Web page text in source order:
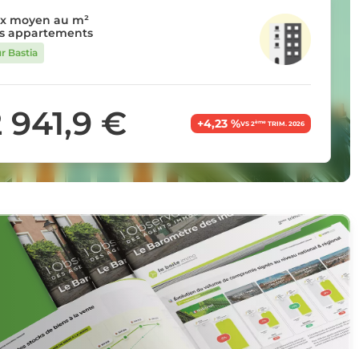
moyen au m²
appartements
Bastia
941,9 € +4,23 %VS 2èmeTRIM. 2026